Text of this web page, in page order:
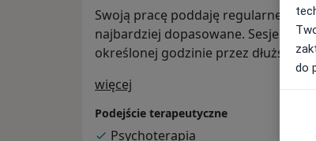
Swoją pracę poddaję regularnej
najbardziej dopasowane. Sesje w
określonej godzinie przez dłuższy
więcej
Podejście terapeutyczne
Psychoterapia
do